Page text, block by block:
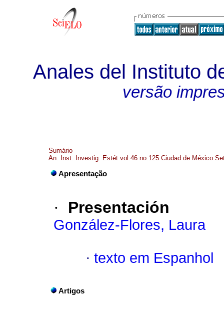
Anales del Instituto
versão
Sumário
An. Inst. Investig. Estét vol.46 no.125 Ciudad de México
Apresentação
· Presentación
González-Flores, Laura
· texto em Espanhol
Artigos